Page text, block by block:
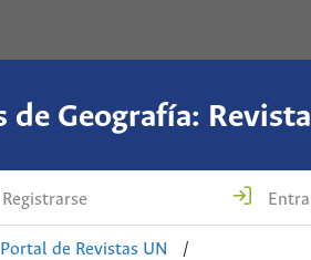
Registrarse
Portal de Revistas UN
/